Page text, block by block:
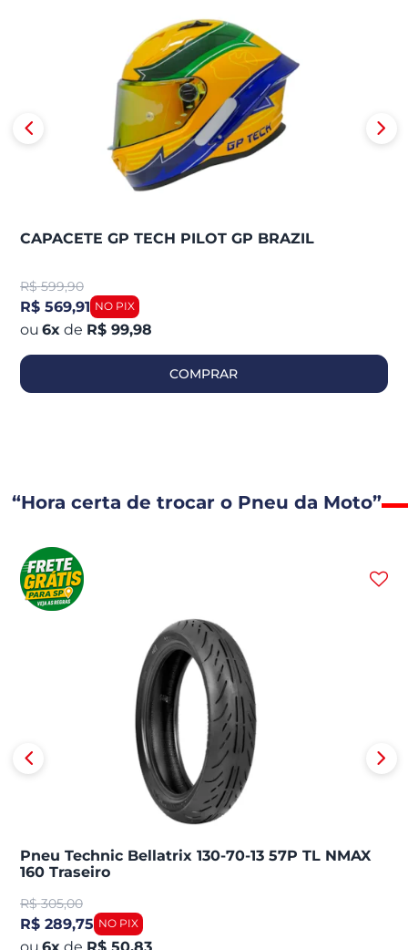
CAPACETE GP TECH PILOT GP BRAZIL
R$ 599,90
R$ 569,91
6x de R$ 99,98
COMPRAR
“Hora certa de trocar o Pneu da Moto”
Pneu Technic Bellatrix 130-70-13 57P TL NMAX
160 Traseiro
R$ 305,00
R$ 289,75
6x de R$ 50,83